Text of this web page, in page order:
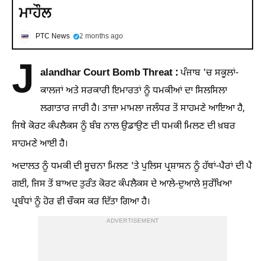
ਮਾਹੌਲ
PTC News 2 months ago
J alandhar Court Bomb Threat :ਪੰਜਾਬ 'ਚ ਸਕੂਲਾਂ-
ਕਾਲਜਾਂ ਅਤੇ ਸਰਕਾਰੀ ਇਮਾਰਤਾਂ ਨੂੰ ਧਮਕੀਆਂ ਦਾ ਸਿਲਸਿਲਾ
ਲਗਾਤਾਰ ਜਾਰੀ ਹੈ। ਤਾਜ਼ਾ ਮਾਮਲਾ ਜਲੰਧਰ ਤੋਂ ਸਾਹਮਣੇ ਆਇਆ ਹੈ,
ਜਿਥੇ ਕੋਰਟ ਕੰਪਲੈਕਸ ਨੂੰ ਬੰਬ ਨਾਲ ਉਡਾਉਣ ਦੀ ਧਮਕੀ ਮਿਲਣ ਦੀ ਖ਼ਬਰ
ਸਾਹਮਣੇ ਆਈ ਹੈ।
ਅਦਾਲਤ ਨੂੰ ਧਮਕੀ ਦੀ ਸੂਚਨਾ ਮਿਲਣ 'ਤੇ ਪੁਲਿਸ ਪ੍ਰਸ਼ਾਸਨ ਨੂੰ ਹੱਥਾਂ-ਪੈਰਾਂ ਦੀ ਪੈ
ਗਈ, ਜਿਸ ਤੋਂ ਬਾਅਦ ਤੁਰੰਤ ਕੋਰਟ ਕੰਪਲੈਕਸ ਦੇ ਆਲੇ-ਦੁਆਲੇ ਸੁਰੱਖਿਆ
ਪ੍ਰਬੰਧਾਂ ਨੂੰ ਹੋਰ ਵੀ ਚੌਕਸ ਕਰ ਦਿੱਤਾ ਗਿਆ ਹੈ।
ADVERTISEMENT